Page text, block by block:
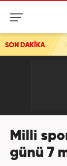
SON DAKİKA
iddiası!
Milli
günü 7